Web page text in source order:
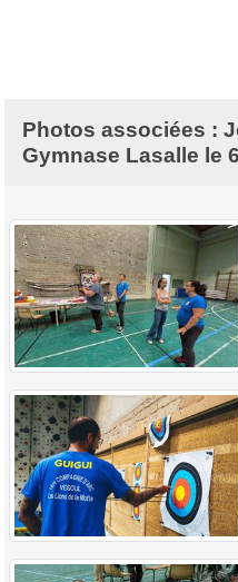
Photos associées :
Gymnase Lasalle le